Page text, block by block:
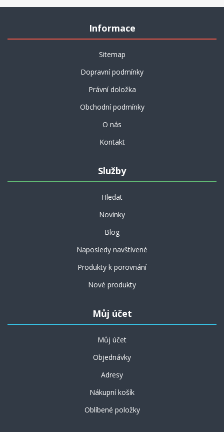
Informace
Sitemap
Dopravní podmínky
Právní doložka
Obchodní podmínky
O nás
Kontakt
Služby
Hledat
Novinky
Blog
Naposledy navštívené
Produkty k porovnání
Nové produkty
Můj účet
Můj účet
Objednávky
Adresy
Nákupní košík
Oblíbené položky